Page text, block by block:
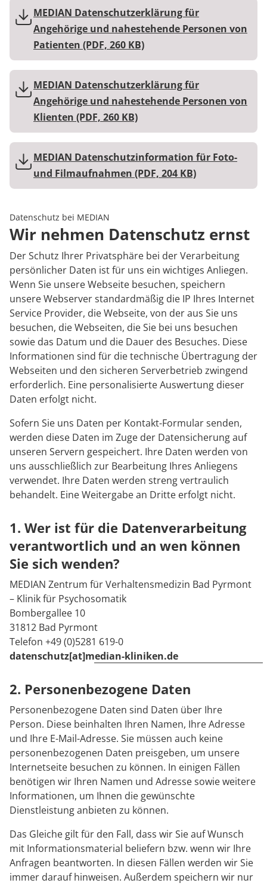
Blog
Veranstaltungen
Downloads
Anreise
Kontakt
Somatoforme Störungen
Traumafolgeerkrankung
Kosten & Kostenträger
Zuzahlung & Befreiung
Checkliste zum Start
MEDIAN Kliniken im Überblick
Medizin & Teilhabe
Kinder-und Jugendreha
Gastroenterologie
Stoffwechselerkrankungen
Geriatrie
Gynäkologie
HTS & Cochlea
Long Covid
Onkologie
Pneumologie
Rheumatologie
Prävention
Nachsorge
Qualität & Expertise
Energiepolitik
Publikationsdatenbank
Ihr Weg zu MEDIAN
Kosten & Kostenträger
Zuzahlung & Befreiung
Reha FAQ
Reha Checkliste
Zuweiser
Über MEDIAN
Kooperationen
Blog
Karriere
MEDIAN Datenschutzerklärung für
Angehörige und nahestehende Personen von
Patienten (PDF, 260 KB)
MEDIAN Datenschutzerklärung für
Angehörige und nahestehende Personen von
Klienten (PDF, 260 KB)
MEDIAN Datenschutzinformation für Foto-
und Filmaufnahmen (PDF, 204 KB)
Datenschutz bei MEDIAN
Wir nehmen Datenschutz ernst
Der Schutz Ihrer Privatsphäre bei der Verarbeitung
persönlicher Daten ist für uns ein wichtiges Anliegen.
Wenn Sie unsere Webseite besuchen, speichern
unsere Webserver standardmäßig die IP Ihres Internet
Service Provider, die Webseite, von der aus Sie uns
besuchen, die Webseiten, die Sie bei uns besuchen
sowie das Datum und die Dauer des Besuches. Diese
Informationen sind für die technische Übertragung der
Webseiten und den sicheren Serverbetrieb zwingend
erforderlich. Eine personalisierte Auswertung dieser
Daten erfolgt nicht.
Sofern Sie uns Daten per Kontakt-Formular senden,
werden diese Daten im Zuge der Datensicherung auf
unseren Servern gespeichert. Ihre Daten werden von
uns ausschließlich zur Bearbeitung Ihres Anliegens
verwendet. Ihre Daten werden streng vertraulich
behandelt. Eine Weitergabe an Dritte erfolgt nicht.
1. Wer ist für die Datenverarbeitung
verantwortlich und an wen können
Sie sich wenden?
MEDIAN Zentrum für Verhaltensmedizin Bad Pyrmont
– Klinik für Psychosomatik
Bombergallee 10
31812 Bad Pyrmont
Telefon +49 (0)5281 619-0
datenschutz[at]median-kliniken.de
2. Personenbezogene Daten
Personenbezogene Daten sind Daten über Ihre
Person. Diese beinhalten Ihren Namen, Ihre Adresse
und Ihre E-Mail-Adresse. Sie müssen auch keine
personenbezogenen Daten preisgeben, um unsere
Internetseite besuchen zu können. In einigen Fällen
benötigen wir Ihren Namen und Adresse sowie weitere
Informationen, um Ihnen die gewünschte
Dienstleistung anbieten zu können.
Das Gleiche gilt für den Fall, dass wir Sie auf Wunsch
mit Informationsmaterial beliefern bzw. wenn wir Ihre
Anfragen beantworten. In diesen Fällen werden wir Sie
immer darauf hinweisen. Außerdem speichern wir nur